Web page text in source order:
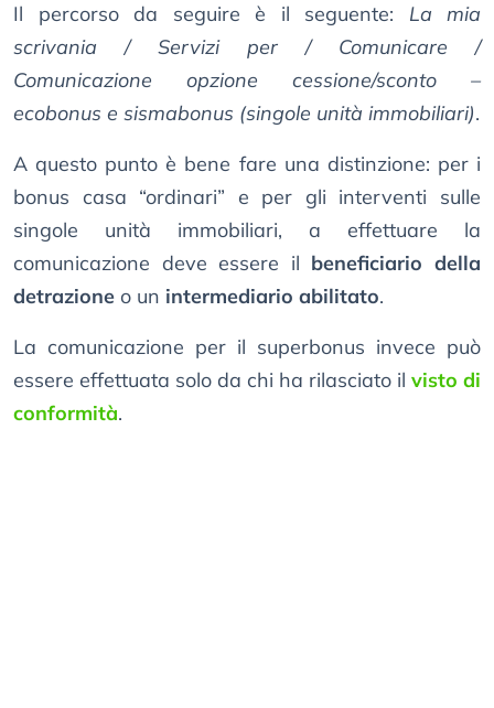
Il percorso da seguire è il seguente: La mia
scrivania / Servizi per / Comunicare /
Comunicazione opzione cessione/sconto –
ecobonus e sismabonus (singole unità immobiliari).
A questo punto è bene fare una distinzione: per i
bonus casa “ordinari” e per gli interventi sulle
singole unità immobiliari, a effettuare la
comunicazione deve essere il beneficiario della
detrazione o un intermediario abilitato.
La comunicazione per il superbonus invece può
essere effettuata solo da chi ha rilasciato il visto di
conformità.